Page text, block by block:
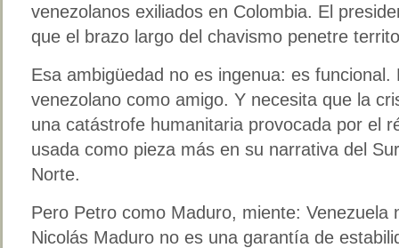
venezolanos exiliados en Colombia. El
que el brazo largo del chavismo penetre
Esa ambigüedad no es ingenua: es
venezolano como amigo. Y necesita que la
una catástrofe humanitaria provocada por el
usada como pieza más en su narrativa del
Norte.
Pero Petro como Maduro, miente: Venezuela
Nicolás Maduro no es una garantía de